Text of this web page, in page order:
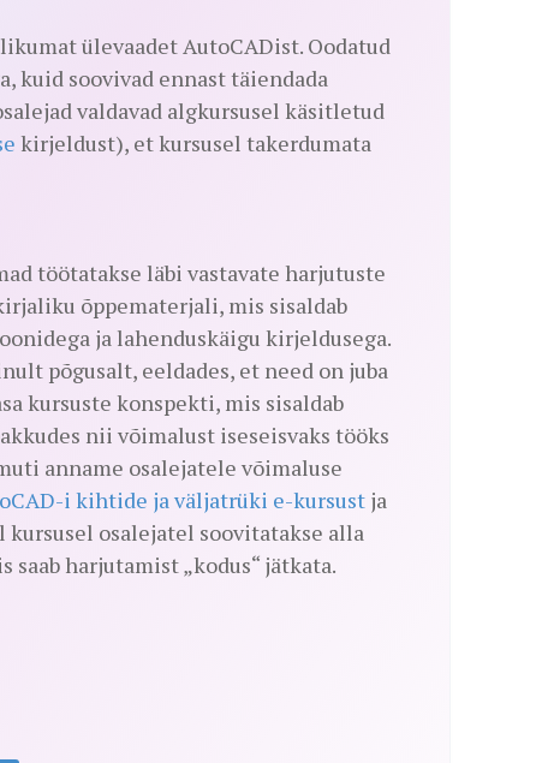
ülevaadet AutoCADist. Oodatud
kuid soovivad ennast täiendada
valdavad algkursusel käsitletud
kirjeldust), et kursusel takerdumata
töötatakse läbi vastavate harjutuste
õppematerjali, mis sisaldab
ja lahenduskäigu kirjeldusega.
põgusalt, eeldades, et need on juba
kursuste konspekti, mis sisaldab
nii võimalust iseseisvaks tööks
anname osalejatele võimaluse
i kihtide ja väljatrüki e-kursust ja
kursusel osalejatel soovitatakse alla
saab harjutamist „kodus“ jätkata.